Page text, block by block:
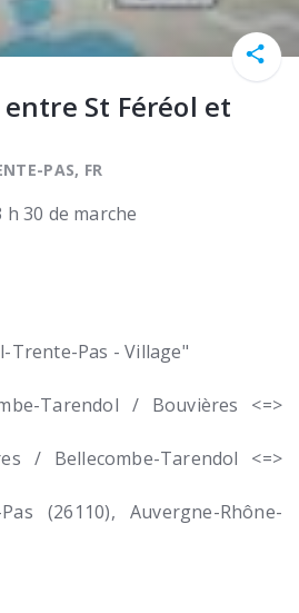
St Féréol et
PAS, FR
30 de marche
Trente-Pas - Village"
Tarendol / Bouvières <=>
/ Bellecombe-Tarendol <=>
(26110)
Auvergne-Rhône-